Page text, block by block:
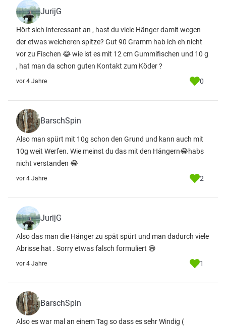
JurijG
Hört sich interessant an , hast du viele Hänger damit wegen
der etwas weicheren spitze? Gut 90 Gramm hab ich eh nicht
vor zu Fischen 😂 wie ist es mit 12 cm Gummifischen und 10 g
, hat man da schon guten Kontakt zum Köder ?
vor 4 Jahre 0
BarschSpin
Also man spürt mit 10g schon den Grund und kann auch mit
10g weit Werfen. Wie meinst du das mit den Hängern😂habs
nicht verstanden 😂
vor 4 Jahre 2
JurijG
Also das man die Hänger zu spät spürt und man dadurch viele
Abrisse hat . Sorry etwas falsch formuliert 😅
vor 4 Jahre 1
BarschSpin
Also es war mal an einem Tag so dass es sehr Windig (